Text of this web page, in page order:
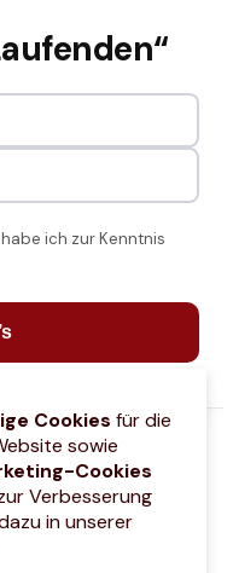
ich zur Kenntnis
Cookies für die
sowie
Cookies
Verbesserung
in unserer